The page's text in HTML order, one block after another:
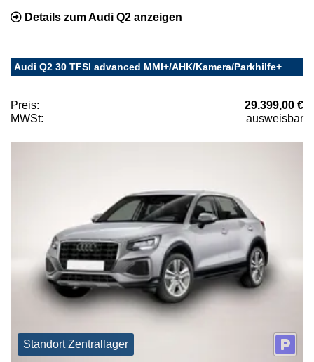
Details zum Audi Q2 anzeigen
Audi Q2 30 TFSI advanced MMI+/AHK/Kamera/Parkhilfe+
Preis:
29.399,00 €
MWSt:
ausweisbar
Standort Zentrallager